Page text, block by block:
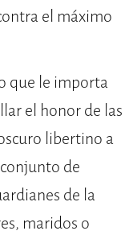
el máximo
que le importa
el honor de las
libertino a
de
de la
maridos o